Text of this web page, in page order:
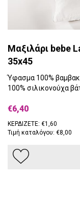
Μαξιλάρι bebe
35x45
Ύφασμα 100%
100% σιλικονούχα
€6,40
ΚΕΡΔΙΖΕΤΕ: €1,60
Τιμή καταλόγου: €8,00